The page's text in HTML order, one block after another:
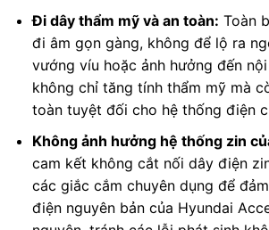
Đi dây thẩm mỹ và an toàn: Toàn
đi âm gọn gàng, không để lộ ra
vướng víu hoặc ảnh hưởng đến
không chỉ tăng tính thẩm mỹ mà
toàn tuyệt đối cho hệ thống điện
Không ảnh hưởng hệ thống zin
cam kết không cắt nối dây điện
các giắc cắm chuyên dụng để
điện nguyên bản của Hyundai